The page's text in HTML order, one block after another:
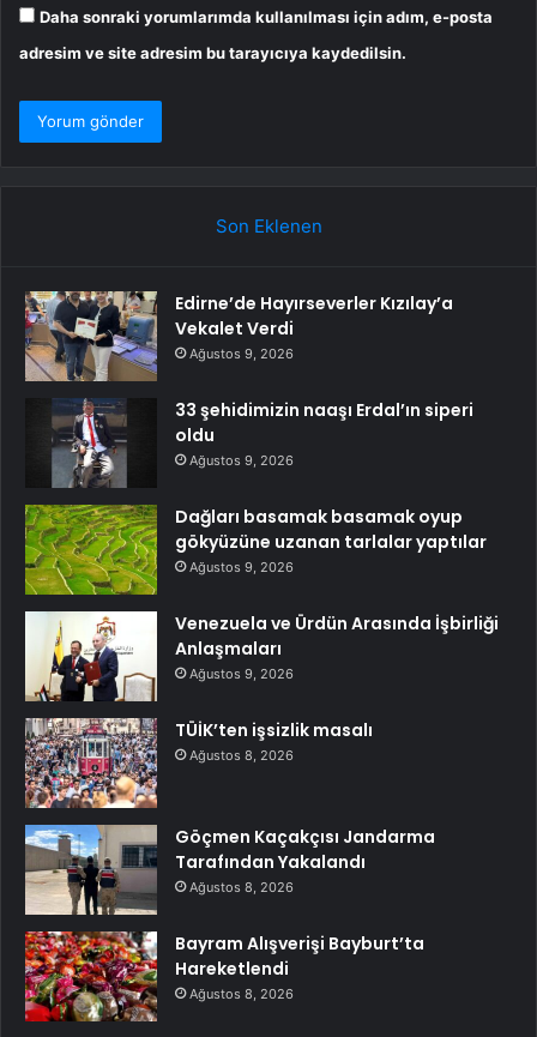
Daha sonraki yorumlarımda kullanılması için adım, e-posta
adresim ve site adresim bu tarayıcıya kaydedilsin.
Son Eklenen
Edirne’de Hayırseverler Kızılay’a
Vekalet Verdi
Ağustos 9, 2026
33 şehidimizin naaşı Erdal’ın siperi
oldu
Ağustos 9, 2026
Dağları basamak basamak oyup
gökyüzüne uzanan tarlalar yaptılar
Ağustos 9, 2026
Venezuela ve Ürdün Arasında İşbirliği
Anlaşmaları
Ağustos 9, 2026
TÜİK’ten işsizlik masalı
Ağustos 8, 2026
Göçmen Kaçakçısı Jandarma
Tarafından Yakalandı
Ağustos 8, 2026
Bayram Alışverişi Bayburt’ta
Hareketlendi
Ağustos 8, 2026